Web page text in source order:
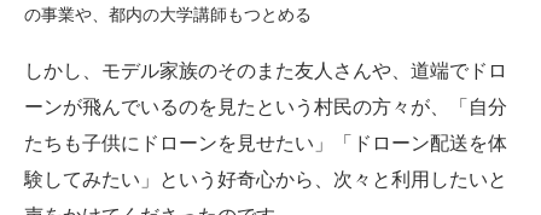
の事業や、都内の大学講師もつとめる
しかし、モデル家族のそのまた友人さんや、道端でドロ
ーンが飛んでいるのを見たという村民の方々が、「自分
たちも子供にドローンを見せたい」「ドローン配送を体
験してみたい」という好奇心から、次々と利用したいと